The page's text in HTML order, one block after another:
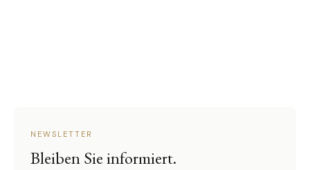
NEWSLETTER
Bleiben Sie informiert.